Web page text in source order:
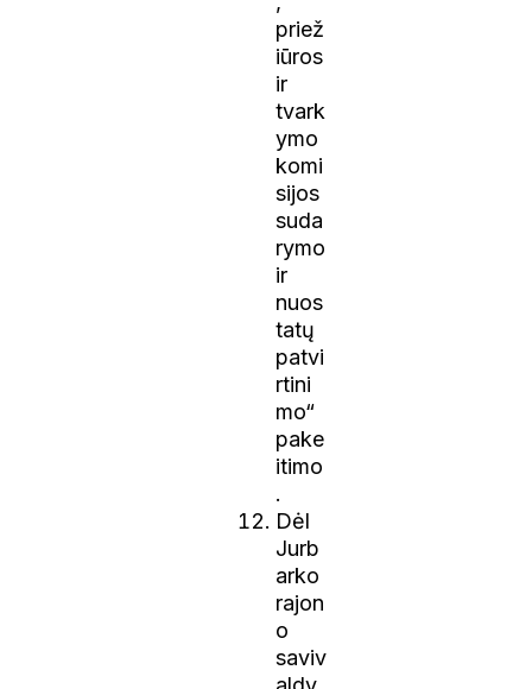
priež
iūros
ir
tvark
ymo
komi
sijos
suda
rymo
ir
nuos
tatų
patvi
rtini
mo“
pake
itimo
.
Dėl
Jurb
arko
rajon
o
saviv